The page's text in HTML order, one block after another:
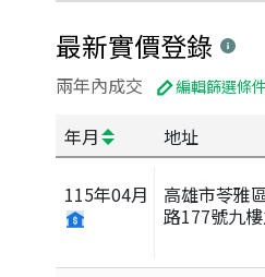
最新實價登錄
兩年內成交 編輯篩選條件
年月 地址
115年04月
高雄市苓雅
路177號九